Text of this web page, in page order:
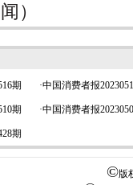
）
期 ·中国消费者报
期 ·中国消费者报
期
©版